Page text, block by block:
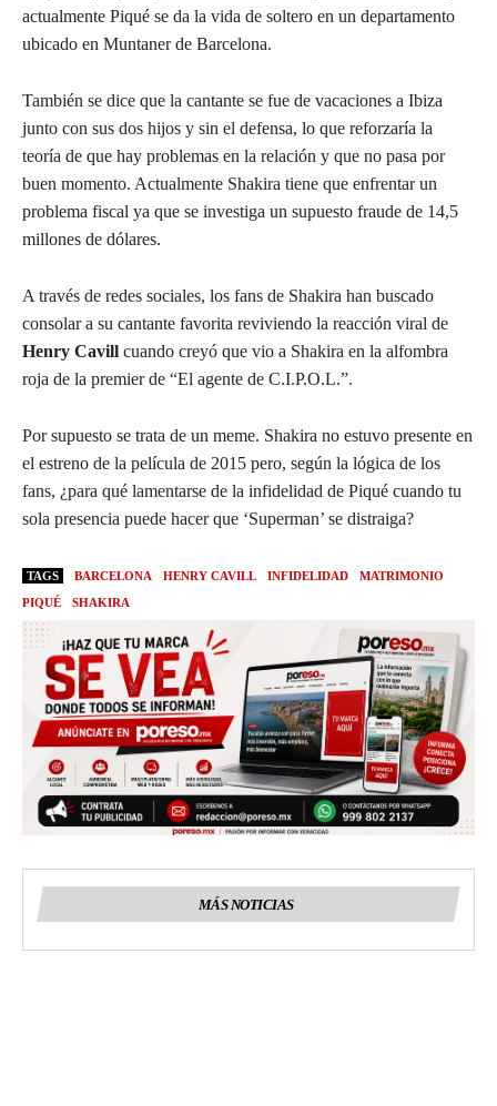
actualmente Piqué se da la vida de soltero en un departamento
ubicado en Muntaner de Barcelona.
También se dice que la cantante se fue de vacaciones a Ibiza
junto con sus dos hijos y sin el defensa, lo que reforzaría la
teoría de que hay problemas en la relación y que no pasa por
buen momento. Actualmente Shakira tiene que enfrentar un
problema fiscal ya que se investiga un supuesto fraude de 14,5
millones de dólares.
A través de redes sociales, los fans de Shakira han buscado
consolar a su cantante favorita reviviendo la reacción viral de
Henry Cavill cuando creyó que vio a Shakira en la alfombra
roja de la premier de “El agente de C.I.P.O.L.”.
Por supuesto se trata de un meme. Shakira no estuvo presente en
el estreno de la película de 2015 pero, según la lógica de los
fans, ¿para qué lamentarse de la infidelidad de Piqué cuando tu
sola presencia puede hacer que ‘Superman’ se distraiga?
TAGS BARCELONA HENRY CAVILL INFIDELIDAD
MATRIMONIO
PIQUÉ
SHAKIRA
MÁS NOTICIAS